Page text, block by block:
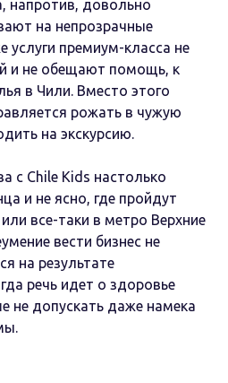
напротив, довольно
на непрозрачные
премиум-класса не
и не обещают помощь, к
в Чили. Вместо этого
рожать в чужую
на экскурсию.
с Chile Kids настолько
и не ясно, где пройдут
все-таки в метро Верхние
вести бизнес не
на результате
речь идет о здоровье
не допускать даже намека